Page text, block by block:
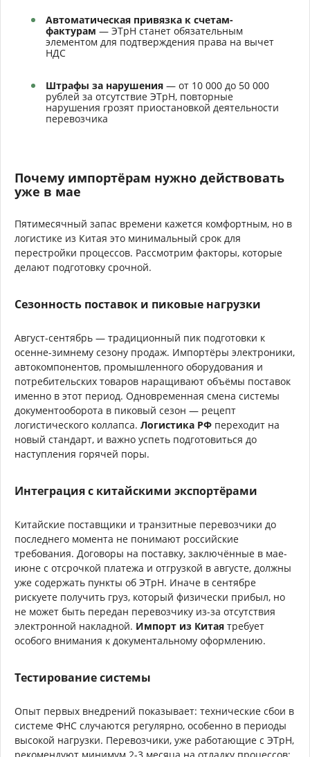
Автоматическая привязка к счетам-
фактурам — ЭТрН станет обязательным
элементом для подтверждения права на вычет
НДС
Штрафы за нарушения — от 10 000 до 50 000
рублей за отсутствие ЭТрН, повторные
нарушения грозят приостановкой деятельности
перевозчика
Почему импортёрам нужно действовать
уже в мае
Пятимесячный запас времени кажется комфортным, но в
логистике из Китая это минимальный срок для
перестройки процессов. Рассмотрим факторы, которые
делают подготовку срочной.
Сезонность поставок и пиковые нагрузки
Август-сентябрь — традиционный пик подготовки к
осенне-зимнему сезону продаж. Импортёры электроники,
автокомпонентов, промышленного оборудования и
потребительских товаров наращивают объёмы поставок
именно в этот период. Одновременная смена системы
документооборота в пиковый сезон — рецепт
логистического коллапса. Логистика РФ переходит на
новый стандарт, и важно успеть подготовиться до
наступления горячей поры.
Интеграция с китайскими экспортёрами
Китайские поставщики и транзитные перевозчики до
последнего момента не понимают российские
требования. Договоры на поставку, заключённые в мае-
июне с отсрочкой платежа и отгрузкой в августе, должны
уже содержать пункты об ЭТрН. Иначе в сентябре
рискуете получить груз, который физически прибыл, но
не может быть передан перевозчику из-за отсутствия
электронной накладной. Импорт из Китая требует
особого внимания к документальному оформлению.
Тестирование системы
Опыт первых внедрений показывает: технические сбои в
системе ФНС случаются регулярно, особенно в периоды
высокой нагрузки. Перевозчики, уже работающие с ЭТрН,